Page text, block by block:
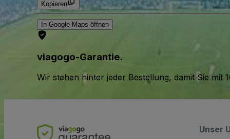
Kopieren
In Google Maps öffnen
viagogo-Garantie.
Wir stehen hinter jeder Bestellung, damit Sie
Unser